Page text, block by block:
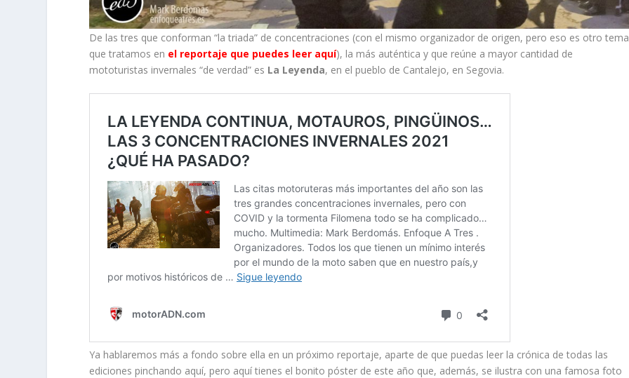
De las tres que conforman “la triada” de concentraciones (con el mismo organizador de origen, pero eso es otro tema
que tratamos en el reportaje que puedes leer aquí), la más auténtica y que reúne a mayor cantidad de
mototuristas invernales “de verdad” es La Leyenda, en el pueblo de Cantalejo, en Segovia.
Ya hablaremos más a fondo sobre ella en un próximo reportaje, aparte de que puedas leer la crónica de todas las
ediciones pinchando aquí, pero aquí tienes el bonito póster de este año que, además, se ilustra con una famosa foto